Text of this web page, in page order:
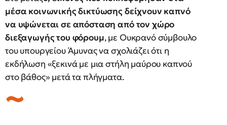
μέσα κοινωνικής δικτύωσης δείχνουν καπνό
να υψώνεται σε απόσταση από τον χώρο
διεξαγωγής του φόρουμ, με Ουκρανό σύμβουλο
του υπουργείου Άμυνας να σχολιάζει ότι η
εκδήλωση «ξεκινά με μια στήλη μαύρου καπνού
στο βάθος» μετά τα πλήγματα.